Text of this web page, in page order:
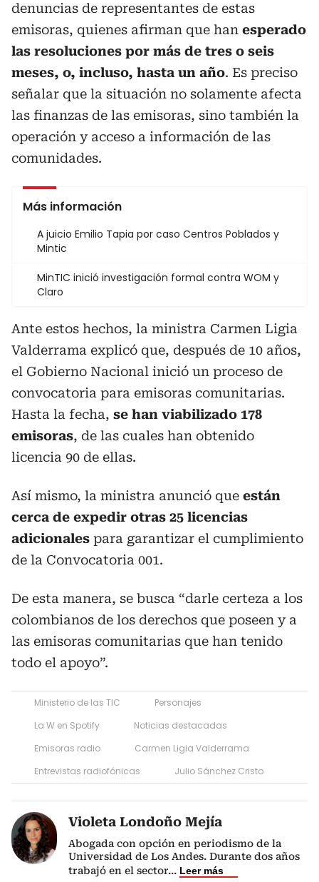
denuncias de representantes de estas
emisoras, quienes afirman que han esperado
las resoluciones por más de tres o seis
meses, o, incluso, hasta un año. Es preciso
señalar que la situación no solamente afecta
las finanzas de las emisoras, sino también la
operación y acceso a información de las
comunidades.
Más información
A juicio Emilio Tapia por caso Centros Poblados y
Mintic
MinTIC inició investigación formal contra WOM y
Claro
Ante estos hechos, la ministra Carmen Ligia
Valderrama explicó que, después de 10 años,
el Gobierno Nacional inició un proceso de
convocatoria para emisoras comunitarias.
Hasta la fecha, se han viabilizado 178
emisoras, de las cuales han obtenido
licencia 90 de ellas.
Así mismo, la ministra anunció que están
cerca de expedir otras 25 licencias
adicionales para garantizar el cumplimiento
de la Convocatoria 001.
De esta manera, se busca “darle certeza a los
colombianos de los derechos que poseen y a
las emisoras comunitarias que han tenido
todo el apoyo”.
Ministerio de las TIC
Personajes
La W en Spotify
Noticias destacadas
Emisoras radio
Carmen Ligia Valderrama
Entrevistas radiofónicas
Julio Sánchez Cristo
Violeta Londoño Mejía
Abogada con opción en periodismo de la
Universidad de Los Andes. Durante dos años
trabajó en el sector... Leer más